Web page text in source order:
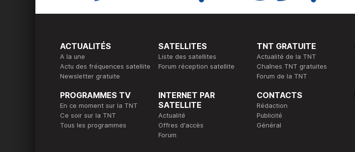
ACTUALITÉS
A la une
Actu des fréquences satellite
Newsletter gratuite
SATELLITES
Liste des satellites
Forum réception satellite
TNT GRATUITE
Actualité de la TNT
Chaînes TNT gratuites
Forum de la TNT
PROGRAMMES TV
En ce moment sur la TNT
Ce soir sur la TNT
Tous les programmes
INTERNET PAR
SATELLITE
Actualité
Offres d'accès
Forum
CONTACTS
Rédaction
Publicité
Général